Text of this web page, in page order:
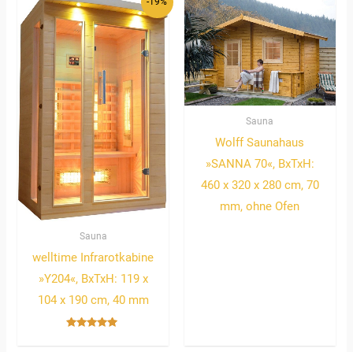
Sauna
welltime Infrarotkabine
»Y204«, BxTxH: 119 x
104 x 190 cm, 40 mm
Sauna
Wolff Saunahaus
»SANNA 70«, BxTxH:
460 x 320 x 280 cm, 70
mm, ohne Ofen